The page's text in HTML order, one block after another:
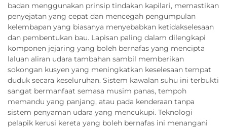
badan menggunakan prinsip tindakan kapilari, memastikan
penyejatan yang cepat dan mencegah pengumpulan
kelembapan yang biasanya menyebabkan ketidakselesaan
dan pembentukan bau. Lapisan paling dalam dilengkapi
komponen jejaring yang boleh bernafas yang mencipta
laluan aliran udara tambahan sambil memberikan
sokongan kusyen yang meningkatkan keselesaan tempat
duduk secara keseluruhan. Sistem kawalan suhu ini terbukti
sangat bermanfaat semasa musim panas, tempoh
memandu yang panjang, atau pada kenderaan tanpa
sistem penyaman udara yang mencukupi. Teknologi
pelapik kerusi kereta yang boleh bernafas ini menangani